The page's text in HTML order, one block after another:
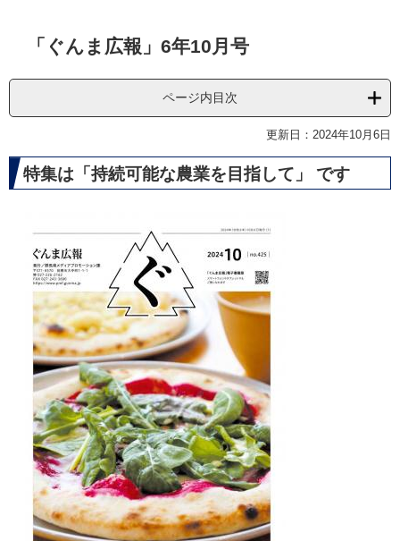
「ぐんま広報」6年10月号
ページ内目次
更新日：2024年10月6日
特集は「持続可能な農業を目指して」 です